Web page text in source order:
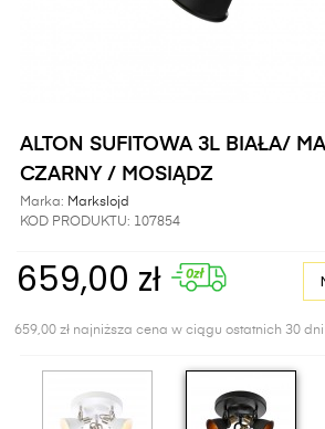
ALTON SUFITOWA 3L BIAŁA/
CZARNY / MOSIĄDZ
Marka: Markslojd
KOD PRODUKTU: 107854
659,00 zł
659,00 zł najniższa cena w ciągu ostatnich 30 dni